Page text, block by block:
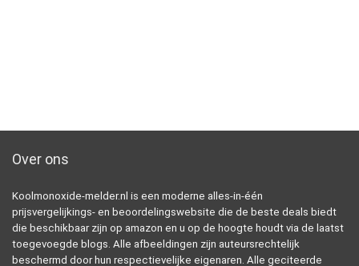
Over ons
Koolmonoxide-melder.nl is een moderne alles-in-één
prijsvergelijkings- en beoordelingswebsite die de beste deals biedt
die beschikbaar zijn op amazon en u op de hoogte houdt via de laatst
toegevoegde blogs. Alle afbeeldingen zijn auteursrechtelijk
beschermd door hun respectievelijke eigenaren. Alle geciteerde